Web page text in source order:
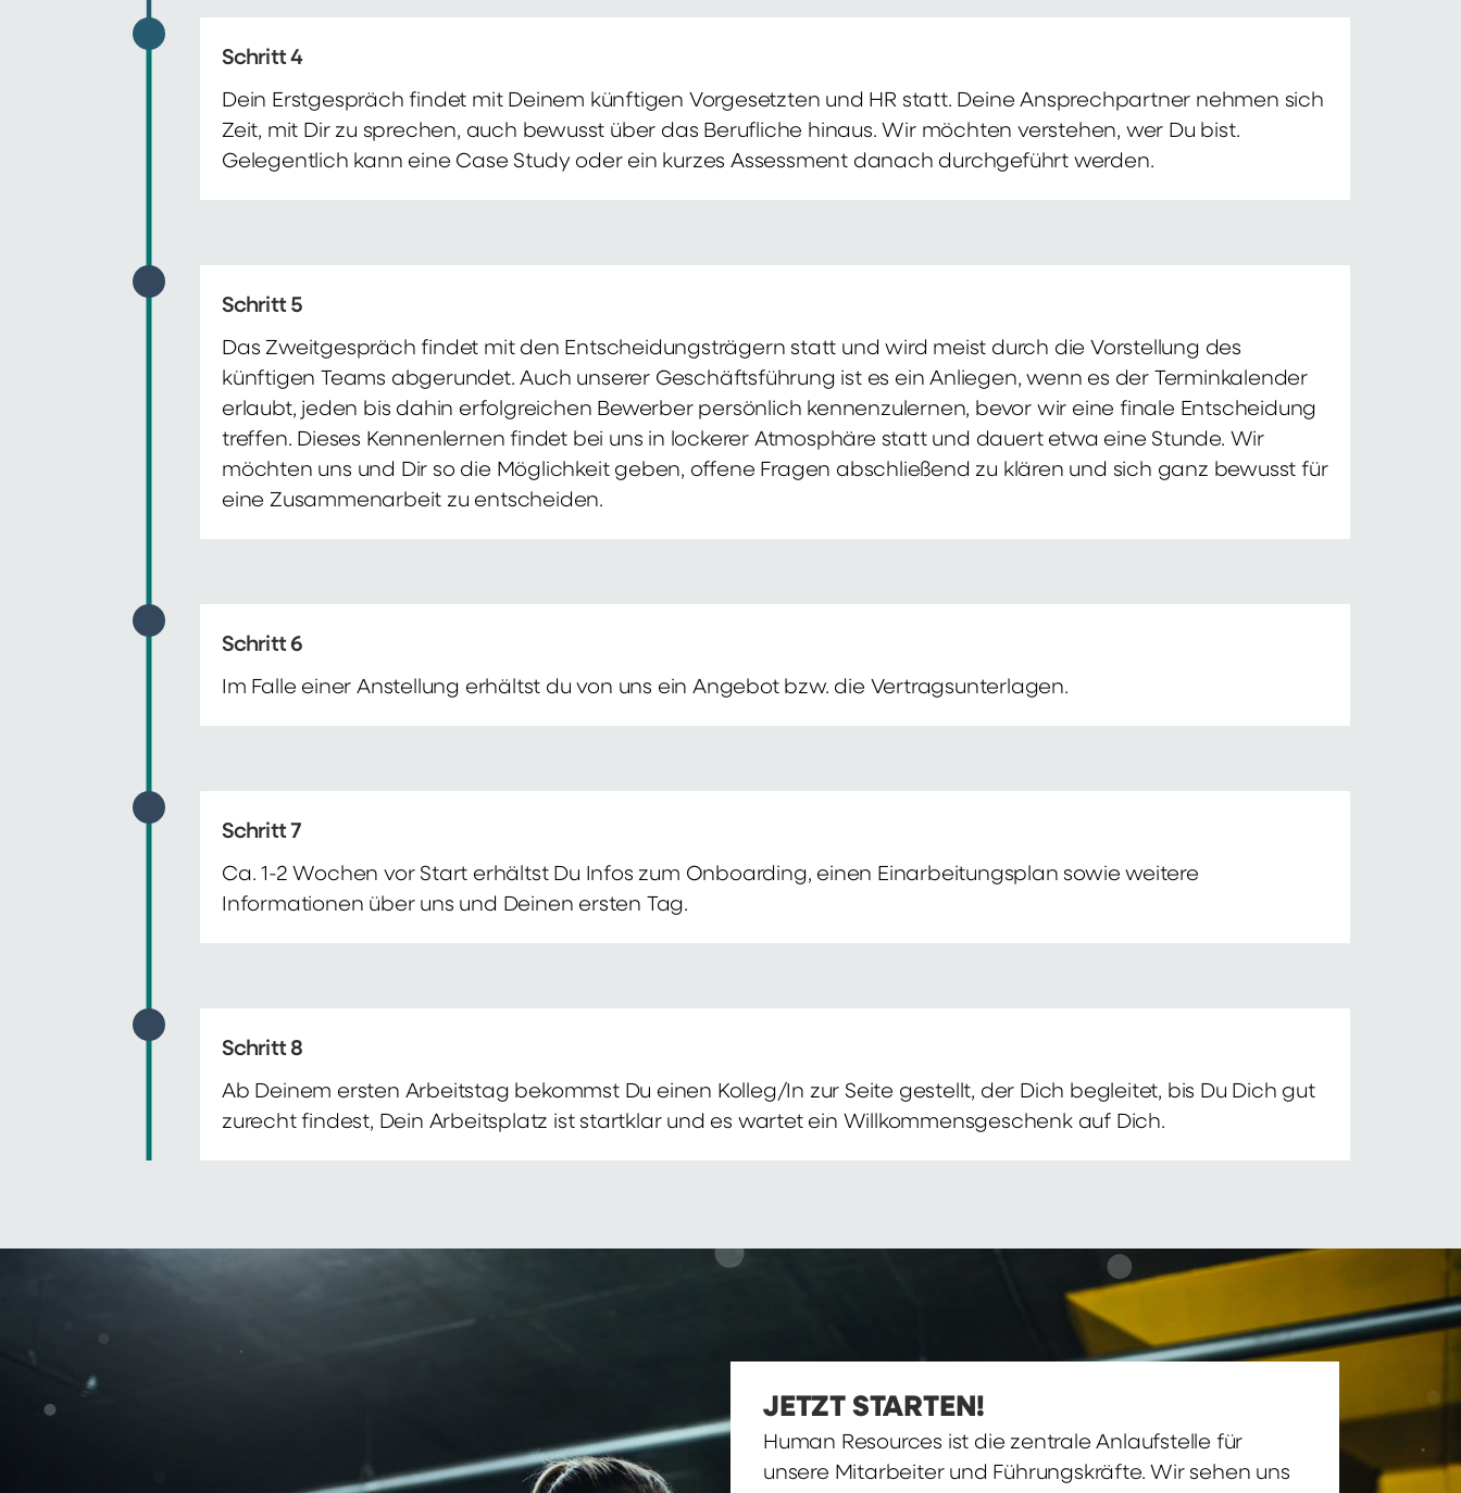
Schritt 4
Dein Erstgespräch findet mit Deinem künftigen Vorgesetzten und HR statt. Deine Ansprechpartner nehmen sich
Zeit, mit Dir zu sprechen, auch bewusst über das Berufliche hinaus. Wir möchten verstehen, wer Du bist.
Gelegentlich kann eine Case Study oder ein kurzes Assessment danach durchgeführt werden.
Schritt 5
Das Zweitgespräch findet mit den Entscheidungsträgern statt und wird meist durch die Vorstellung des
künftigen Teams abgerundet. Auch unserer Geschäftsführung ist es ein Anliegen, wenn es der Terminkalender
erlaubt, jeden bis dahin erfolgreichen Bewerber persönlich kennenzulernen, bevor wir eine finale Entscheidung
treffen. Dieses Kennenlernen findet bei uns in lockerer Atmosphäre statt und dauert etwa eine Stunde. Wir
möchten uns und Dir so die Möglichkeit geben, offene Fragen abschließend zu klären und sich ganz bewusst für
eine Zusammenarbeit zu entscheiden.
Schritt 6
Im Falle einer Anstellung erhältst du von uns ein Angebot bzw. die Vertragsunterlagen.
Schritt 7
Ca. 1-2 Wochen vor Start erhältst Du Infos zum Onboarding, einen Einarbeitungsplan sowie weitere
Informationen über uns und Deinen ersten Tag.
Schritt 8
Ab Deinem ersten Arbeitstag bekommst Du einen Kolleg/In zur Seite gestellt, der Dich begleitet, bis Du Dich gut
zurecht findest, Dein Arbeitsplatz ist startklar und es wartet ein Willkommensgeschenk auf Dich.
JETZT STARTEN!
Human Resources ist die zentrale Anlaufstelle für
unsere Mitarbeiter und Führungskräfte. Wir sehen uns